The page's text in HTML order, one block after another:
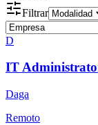
Filtrar
D
IT
Daga
Remoto